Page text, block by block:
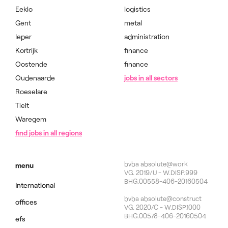
menu
International
offices
efs
Eeklo
Gent
Ieper
Kortrijk
Oostende
Oudenaarde
Roeselare
Tielt
Waregem
find jobs in all regions
logistics
metal
administration
finance
finance
jobs in all sectors
bvba absolute@work
VG. 2019/U - W.DISP.999
BHG.00558-406-20160504
bvba absolute@construct
VG. 2020/C - W.DISP.1000
BHG.00578-406-20160504